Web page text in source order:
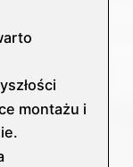
montażu i